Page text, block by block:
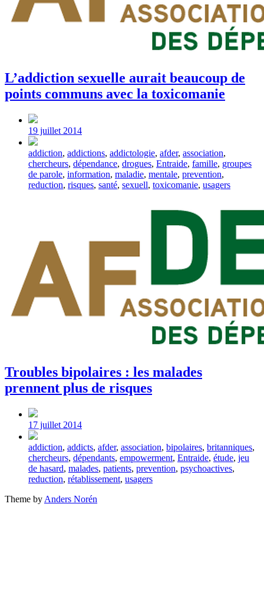
L’addiction sexuelle aurait beaucoup de
points communs avec la toxicomanie
Post
date
19 juillet 2014
Tagged
with
addiction, addictions, addictologie, afder, association,
chercheurs, dépendance, drogues, Entraide, famille, groupes
de parole, information, maladie, mentale, prevention,
reduction, risques, santé, sexuell, toxicomanie, usagers
Troubles bipolaires : les malades
prennent plus de risques
Post
date
17 juillet 2014
Tagged
with
addiction, addicts, afder, association, bipolaires, britanniques,
chercheurs, dépendants, empowerment, Entraide, étude, jeu
de hasard, malades, patients, prevention, psychoactives,
reduction, rétablissement, usagers
Theme by Anders Norén